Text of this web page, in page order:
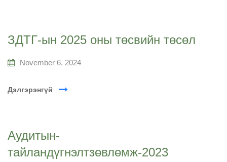
ЗДТГ-ын 2025 оны төсвийн төсөл
November 6, 2024
Дэлгэрэнгүй
Аудитын-
тайландүгнэлтзөвлөмж-2023